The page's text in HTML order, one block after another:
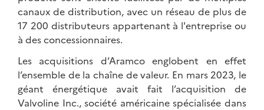
canaux de distribution, avec un réseau de plus de
17 200 distributeurs appartenant à l'entreprise ou
à des concessionnaires.
Les acquisitions d’Aramco englobent en effet
l’ensemble de la chaîne de valeur. En mars 2023, le
géant énergétique avait fait l’acquisition de
Valvoline Inc., société américaine spécialisée dans